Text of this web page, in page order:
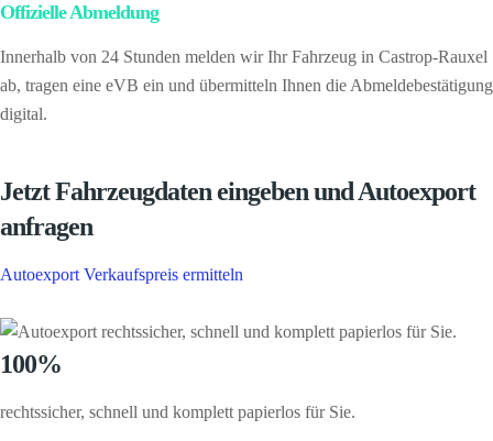
Offizielle Abmeldung
Innerhalb von 24 Stunden melden wir Ihr Fahrzeug in Castrop-Rauxel
ab, tragen eine eVB ein und übermitteln Ihnen die Abmeldebestätigung
digital.
Jetzt Fahrzeugdaten eingeben und Autoexport
anfragen
Autoexport Verkaufspreis ermitteln
100%
rechtssicher, schnell und komplett papierlos für Sie.